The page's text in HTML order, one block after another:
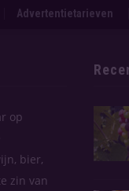
Advertentietarieven
op
bier,
zin van